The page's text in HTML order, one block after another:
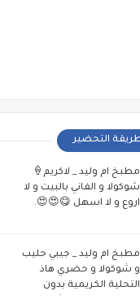
التحضير
مطبخ ام وليد _ لاكريم🍦
شوكولا و الفاني بالبيت و لا
اروع و لا اسهل 😋😍😍.
مطبخ ام وليد _ جيبي حليب
و شوكولا و حضري هاذ
التحلية الكريمية بدون